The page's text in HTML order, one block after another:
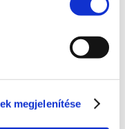
megjelenítése